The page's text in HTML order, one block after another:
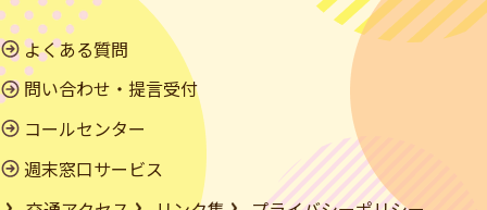
よくある質問
問い合わせ・提言受付
コールセンター
週末窓口サービス